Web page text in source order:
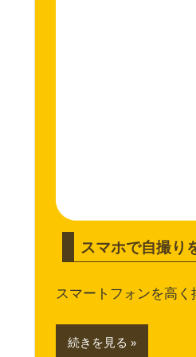
スマホで自撮り
スマートフォンを高
続きを見る